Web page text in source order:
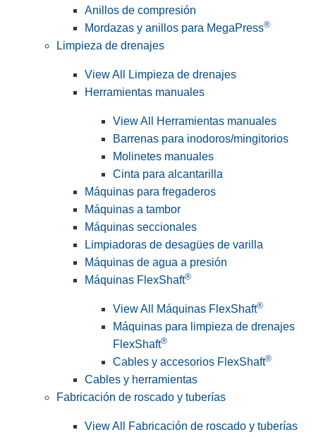
Anillos de compresión
Mordazas y anillos para MegaPress®
Limpieza de drenajes
View All Limpieza de drenajes
Herramientas manuales
View All Herramientas manuales
Barrenas para inodoros/mingitorios
Molinetes manuales
Cinta para alcantarilla
Máquinas para fregaderos
Máquinas a tambor
Máquinas seccionales
Limpiadoras de desagües de varilla
Máquinas de agua a presión
Máquinas FlexShaft®
View All Máquinas FlexShaft®
Máquinas para limpieza de drenajes
FlexShaft®
Cables y accesorios FlexShaft®
Cables y herramientas
Fabricación de roscado y tuberías
View All Fabricación de roscado y tuberías